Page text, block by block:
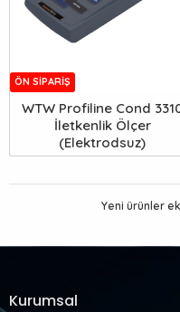
ÖN SIPARIŞ
WTW Profiline Cond
İletkenlik Ölçer
(Elektrodsuz)
Yeni ürünler
Kurumsal